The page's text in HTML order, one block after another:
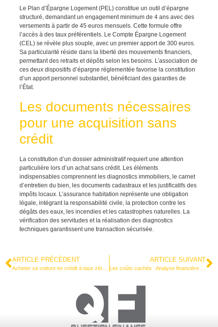
Le Plan d’Épargne Logement (PEL) constitue un outil d’épargne
structuré, demandant un engagement minimum de 4 ans avec des
versements à partir de 45 euros mensuels. Cette formule offre
l’accès à des taux préférentiels. Le Compte Épargne Logement
(CEL) se révèle plus souple, avec un premier apport de 300 euros.
Sa particularité réside dans la liberté des mouvements financiers,
permettant des retraits et dépôts selon les besoins. L’association de
ces deux dispositifs d’épargne réglementée favorise la constitution
d’un apport personnel substantiel, bénéficiant des garanties de
l’État.
Les documents nécessaires
pour une acquisition sans
crédit
La constitution d’un dossier administratif requiert une attention
particulière lors d’un achat sans crédit. Les éléments
indispensables comprennent les diagnostics immobiliers, le carnet
d’entretien du bien, les documents cadastraux et les justificatifs des
impôts locaux. L’assurance habitation représente une obligation
légale, intégrant la responsabilité civile, la protection contre les
dégâts des eaux, les incendies et les catastrophes naturelles. La
vérification des servitudes et la réalisation des diagnostics
techniques garantissent une transaction sécurisée.
ARTICLE PRÉCÉDENT ARTICLE SUIVANT